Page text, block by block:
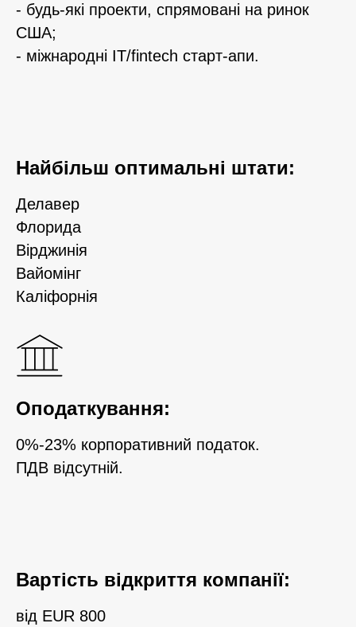
- будь-які проекти, спрямовані на ринок
США;
- міжнародні IT/fintech старт-апи.
Найбільш оптимальні штати:
Делавер
Флорида
Вірджинія
Вайомінг
Каліфорнія
Оподаткування:
0%-23% корпоративний податок.
ПДВ відсутній.
Вартість відкриття компанії:
від EUR 800